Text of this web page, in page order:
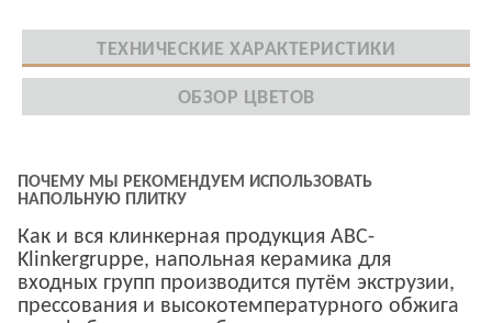
ТЕХНИЧЕСКИЕ ХАРАКТЕРИСТИКИ
ОБЗОР ЦВЕТОВ
ПОЧЕМУ МЫ РЕКОМЕНДУЕМ ИСПОЛЬЗОВАТЬ
НАПОЛЬНУЮ ПЛИТКУ
Как и вся клинкерная продукция ABC-
Klinkergruppe, напольная керамика для
входных групп производится путём экструзии,
прессования и высокотемпературного обжига